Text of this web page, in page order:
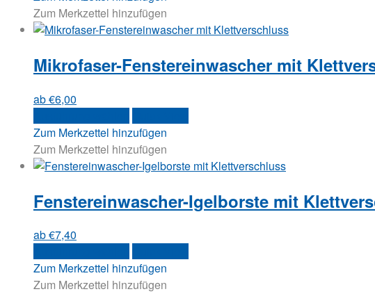
der
Produktseite
werden
weist
mehrere
auf.
Die
können
auf
der
Produktseite
werden
Zum Merkzettel hinzufügen
Mikrofaser-Fenstereinwascher mit
ab€6,00
Produkt
weist
mehrere
auf.
Die
können
auf
der
Zum Merkzettel hinzufügen
Zum Merkzettel hinzufügen
Fenstereinwascher-Igelborste mit
ab€7,40
Produkt
weist
Zum Merkzettel hinzufügen
Zum Merkzettel hinzufügen